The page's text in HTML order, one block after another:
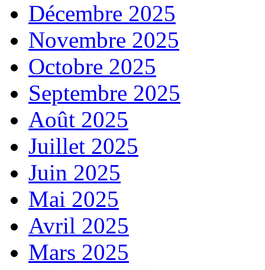
Décembre 2025
Novembre 2025
Octobre 2025
Septembre 2025
Août 2025
Juillet 2025
Juin 2025
Mai 2025
Avril 2025
Mars 2025